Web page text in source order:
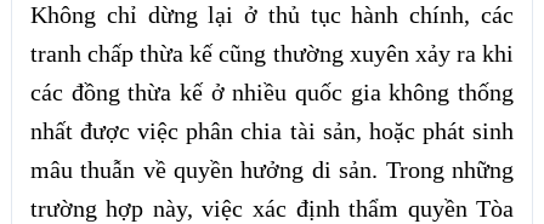
Không chỉ dừng lại ở thủ tục hành chính, các
tranh chấp thừa kế cũng thường xuyên xảy ra khi
các đồng thừa kế ở nhiều quốc gia không thống
nhất được việc phân chia tài sản, hoặc phát sinh
mâu thuẫn về quyền hưởng di sản. Trong những
trường hợp này, việc xác định thẩm quyền Tòa